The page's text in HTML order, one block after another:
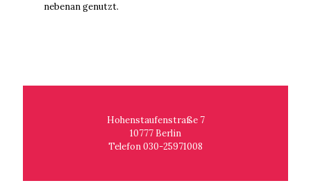
nebenan genutzt.
Hohenstaufenstraße 7
10777 Berlin
Telefon 030-25971008